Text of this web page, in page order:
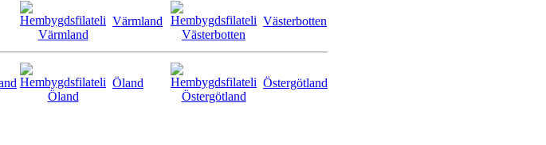
Värmland Västerbotten
Öland Östergötland